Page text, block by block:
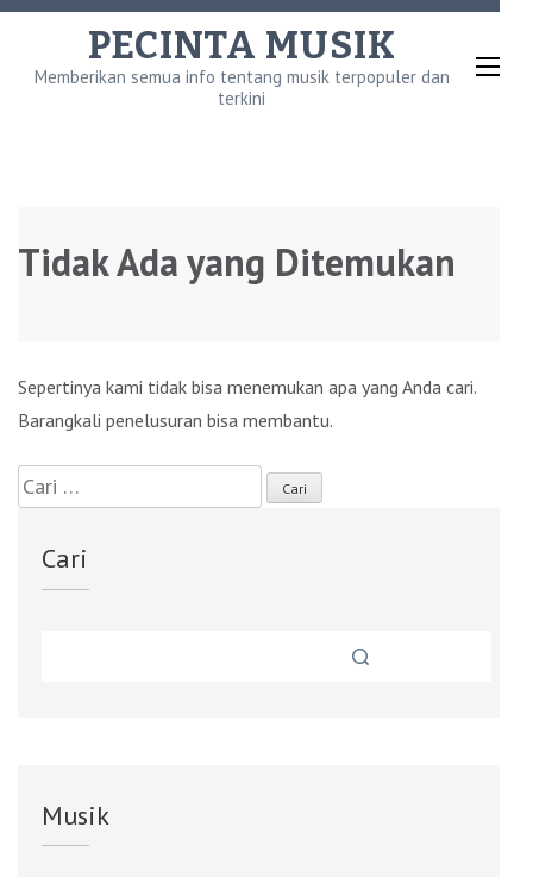
Lompat
konten
PECINTA MUSIK
Memberikan semua info tentang musik terpopuler dan
terkini
Tidak Ada yang Ditemukan
Sepertinya kami tidak bisa menemukan apa yang Anda cari.
Barangkali penelusuran bisa membantu.
Cari
untuk:
Cari
Musik